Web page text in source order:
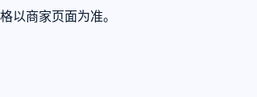
以商家页面为准。